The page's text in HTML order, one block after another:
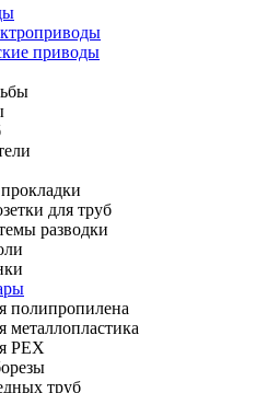
приводы
для труб
разводки
полипропилена
PEX
труб